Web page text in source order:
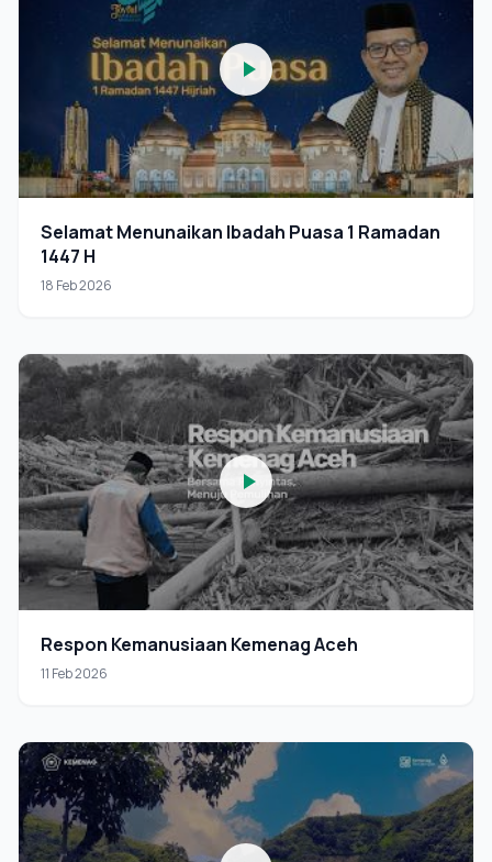
Selamat Menunaikan Ibadah Puasa 1 Ramadan
1447 H
18 Feb 2026
Respon Kemanusiaan Kemenag Aceh
11 Feb 2026